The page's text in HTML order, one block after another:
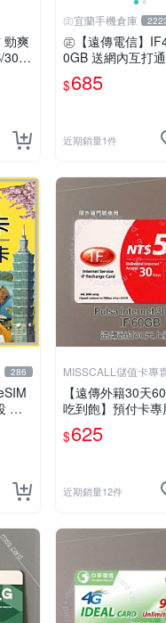
勁爽
30日
門
㊣宜蘭手機倉庫
㊣【遠傳電信】
0GB 送網內互打
00元㊣宜蘭手機倉
$685
近期銷量1件
286
台
丁
台
MISSCALL儲值卡專
【遠傳外籍30天
吃到飽】預付卡
網補充卡/儲值卡
fu．
$625
近期銷量12件